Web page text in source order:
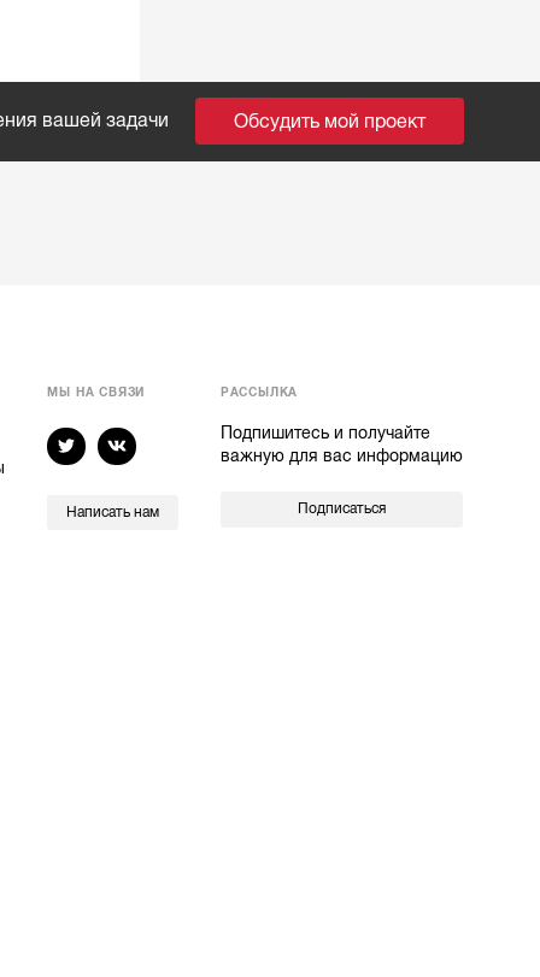
вашей задачи Обсудить мой проект
МЫ НА СВЯЗИ
Написать нам
РАССЫЛКА
Подпишитесь и получайте
важную для вас информацию
Подписаться